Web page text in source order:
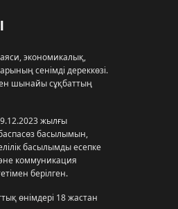
экономикалық,
сенімді дереккөзі.
шынайы сұқбаттың
жылғы
басылымын,
басылымды есепке
коммуникация
берілген.
өнімдері 18 жастан